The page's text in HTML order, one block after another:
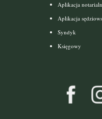
Aplikacja
Aplikacja
Syndyk
Księgowy